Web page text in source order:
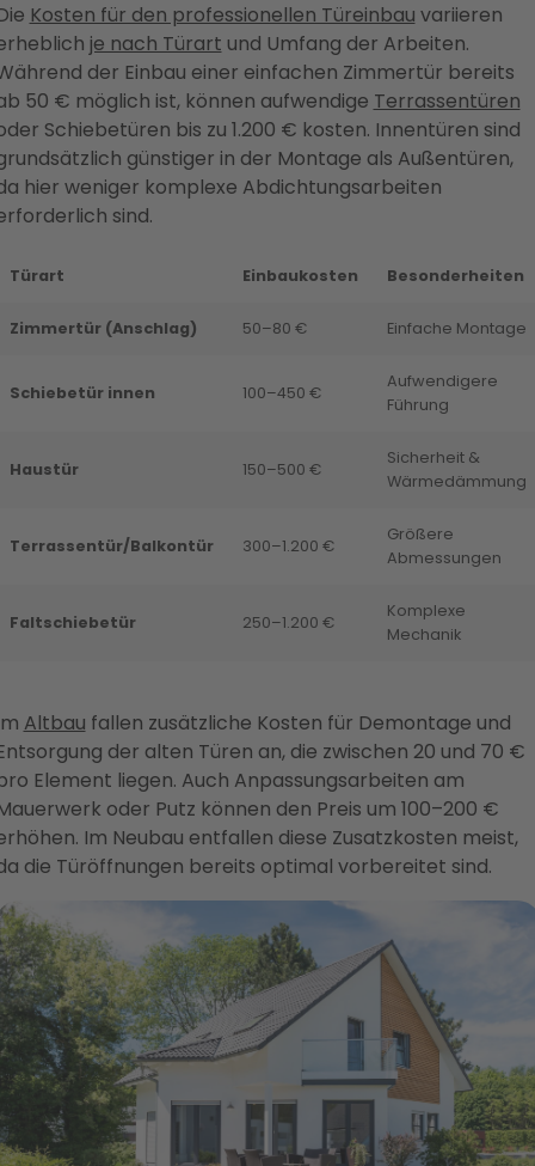
Kosten für den professionellen Türeinbau variieren
je nach Türart und Umfang der Arbeiten.
der Einbau einer einfachen Zimmertür bereits
50 € möglich ist, können aufwendige Terrassentüren
Schiebetüren bis zu 1.200 € kosten. Innentüren sind
günstiger in der Montage als Außentüren,
hier weniger komplexe Abdichtungsarbeiten
sind.
Türart Einbaukosten Besonderheiten
Zimmertür (Anschlag) 50–80 € Einfache Montage
Schiebetür innen 100–450 €
Aufwendigere
Führung
Haustür 150–500 €
Sicherheit &
Wärmedämmung
Terrassentür/Balkontür 300–1.200 €
Größere
Abmessungen
Faltschiebetür 250–1.200 €
Komplexe
Mechanik
Altbau fallen zusätzliche Kosten für Demontage und
der alten Türen an, die zwischen 20 und 70 €
Element liegen. Auch Anpassungsarbeiten am
oder Putz können den Preis um 100–200 €
Im Neubau entfallen diese Zusatzkosten meist,
die Türöffnungen bereits optimal vorbereitet sind.